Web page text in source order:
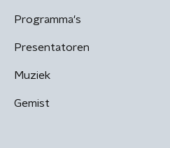
Programma's
Presentatoren
Muziek
Gemist